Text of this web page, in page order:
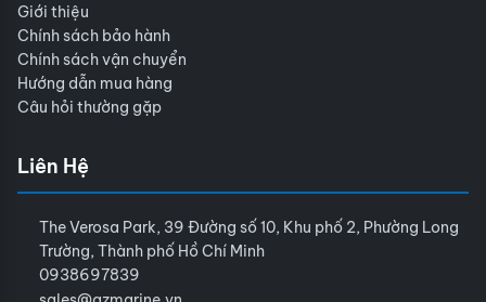
Giới thiệu
Chính sách bảo hành
Chính sách vận chuyển
Hướng dẫn mua hàng
Câu hỏi thường gặp
Liên Hệ
The Verosa Park, 39 Đường số 10, Khu phố 2, Phường Long
Trường, Thành phố Hồ Chí Minh
0938697839